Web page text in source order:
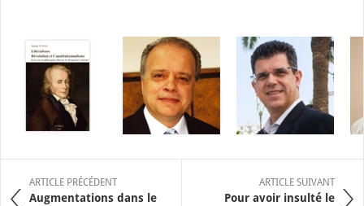
ARTICLE PRÉCÉDENT
Augmentations dans le
ARTICLE SUIVANT
Pour avoir insulté le